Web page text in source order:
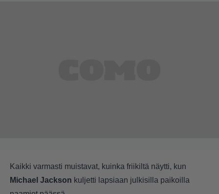
Kaikki varmasti muistavat, kuinka friikiltä näytti, kun
Michael Jackson kuljetti lapsiaan julkisilla paikoilla